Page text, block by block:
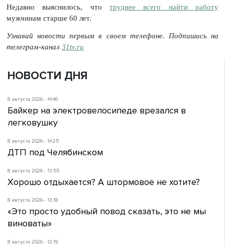
Недавно выяснилось, что труднее всего найти работу
мужчинам старше 60 лет.
Узнавай новости первым в своем телефоне. Подпишись на
телеграм-канал 31tv.ru
НОВОСТИ ДНЯ
8 августа 2026 - 14:46
Байкер на электровелосипеде врезался в
легковушку
8 августа 2026 - 14:25
ДТП под Челябинском
8 августа 2026 - 13:55
Хорошо отдыхается? А штормовое не хотите?
8 августа 2026 - 13:18
«Это просто удобный повод сказать, это не мы
виноваты»
8 августа 2026 - 12:19